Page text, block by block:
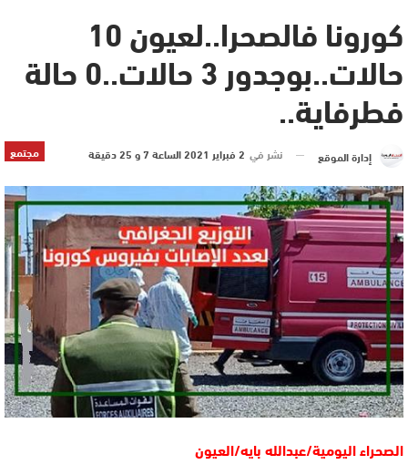
كورونا فالصحرا..لعيون 10
حالات..بوجدور 3 حالات..0 حالة
فطرفاية..
مجتمع إدارة الموقع نشر في 2 فبراير 2021 الساعة 7 و 25 دقيقة
الصحراء اليومية/عبدالله بايه/العيون